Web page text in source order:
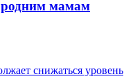
мамам